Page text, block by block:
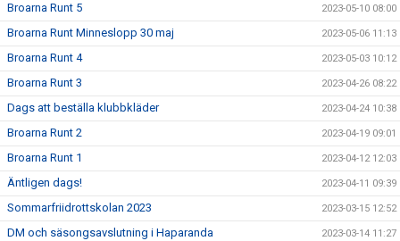
Broarna Runt 5 2023-05-10 08:00
Broarna Runt Minneslopp 30 maj 2023-05-06 11:13
Broarna Runt 4 2023-05-03 10:12
Broarna Runt 3 2023-04-26 08:22
Dags att beställa klubbkläder 2023-04-24 10:38
Broarna Runt 2 2023-04-19 09:01
Broarna Runt 1 2023-04-12 12:03
Äntligen dags! 2023-04-11 09:39
Sommarfriidrottskolan 2023 2023-03-15 12:52
DM och säsongsavslutning i Haparanda 2023-03-14 11:27